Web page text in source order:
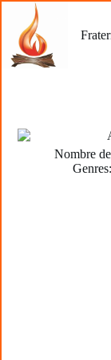
contenu
Nombre